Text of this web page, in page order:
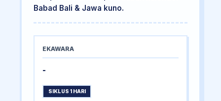
Babad Bali & Jawa kuno.
EKAWARA
-
SIKLUS 1 HARI